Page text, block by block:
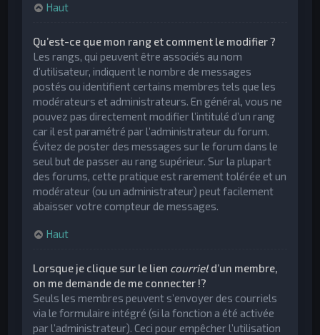
Haut
Qu’est-ce que mon rang et comment le modifier ?
Les rangs, qui peuvent être associés au nom
d’utilisateur, indiquent le nombre de messages
postés ou identifient certains membres tels que les
modérateurs et administrateurs. En général, vous ne
pouvez pas directement modifier l’intitulé d’un rang
car il est paramétré par l’administrateur du forum.
Évitez de poster des messages sur le forum dans le
seul but de passer au rang supérieur. Sur la plupart
des forums, cette pratique est rarement tolérée et un
modérateur (ou un administrateur) peut facilement
abaisser votre compteur de messages.
Haut
Lorsque je clique sur le lien courriel d’un membre,
on me demande de me connecter !?
Seuls les membres peuvent s’envoyer des courriels
via le formulaire intégré (si la fonction a été activée
par l’administrateur). Ceci pour empêcher l’utilisation